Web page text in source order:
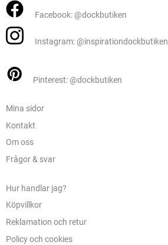
Facebook: @dockbutiken
Instagram: @inspirationdockbutiken
Pinterest: @dockbutiken
Mina sidor
Kontakt
Om oss
Frågor & svar
Hur handlar jag?
Köpvillkor
Reklamation och retur
Policy och cookies